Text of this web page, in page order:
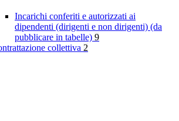
Incarichi conferiti e autorizzati ai
dipendenti (dirigenti e non dirigenti) (da
pubblicare in tabelle) 9
collettiva 2